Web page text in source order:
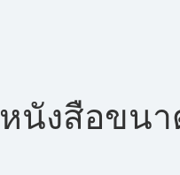
หนังสือขนา